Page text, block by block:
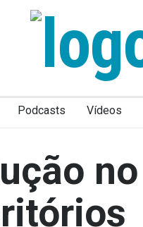
Podcasts Vídeos
no